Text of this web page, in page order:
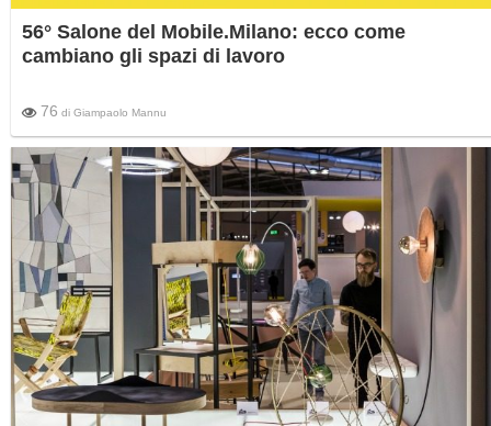
56° Salone del Mobile.Milano: ecco come
cambiano gli spazi di lavoro
76 di Giampaolo Mannu